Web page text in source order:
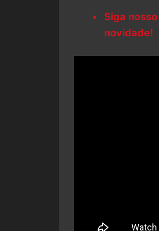
Siga
novidade!